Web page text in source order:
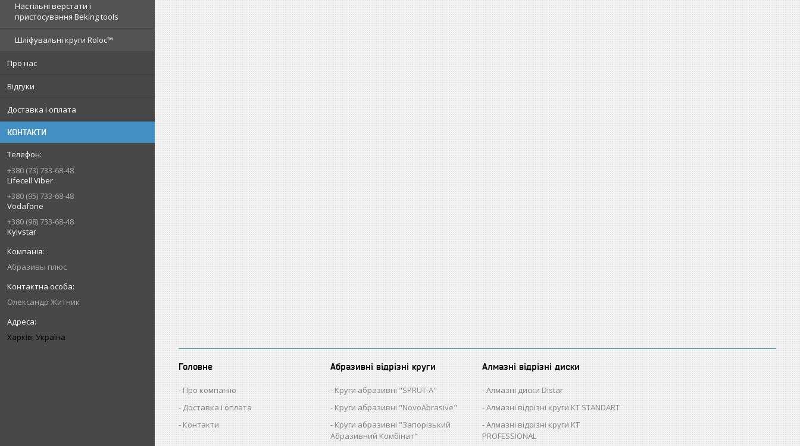
Настільні верстати і
пристосування Beking tools
Шліфувальні круги Roloc™
Про нас
Відгуки
Доставка і оплата
КОНТАКТИ
+380 (73) 733-68-48
Lifecell Viber
+380 (95) 733-68-48
Vodafone
+380 (98) 733-68-48
Kyivstar
Абразивы плюс
Олександр Житник
Харків, Україна
Головне
Про компанію
Доставка і оплата
Контакти
Абразивні відрізні круги
Круги абразивні "SPRUT-A"
Круги абразивні "NovoAbrasive"
Круги абразивні "Запорізький
Абразивний Комбінат"
Алмазні відрізні диски
Алмазні диски Distar
Алмазні відрізні круги КТ STANDART
Алмазні відрізні круги КТ
PROFESSIONAL